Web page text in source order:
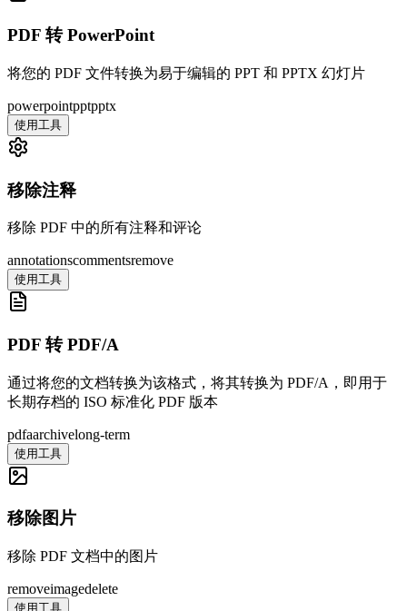
PDF 转 PowerPoint
将您的 PDF 文件转换为易于编辑的 PPT 和 PPTX 幻灯片
powerpointpptpptx
使用工具
移除注释
移除 PDF 中的所有注释和评论
annotationscommentsremove
使用工具
PDF 转 PDF/A
通过将您的文档转换为该格式，将其转换为 PDF/A，即用于
长期存档的 ISO 标准化 PDF 版本
pdfaarchivelong-term
使用工具
移除图片
移除 PDF 文档中的图片
removeimagedelete
使用工具